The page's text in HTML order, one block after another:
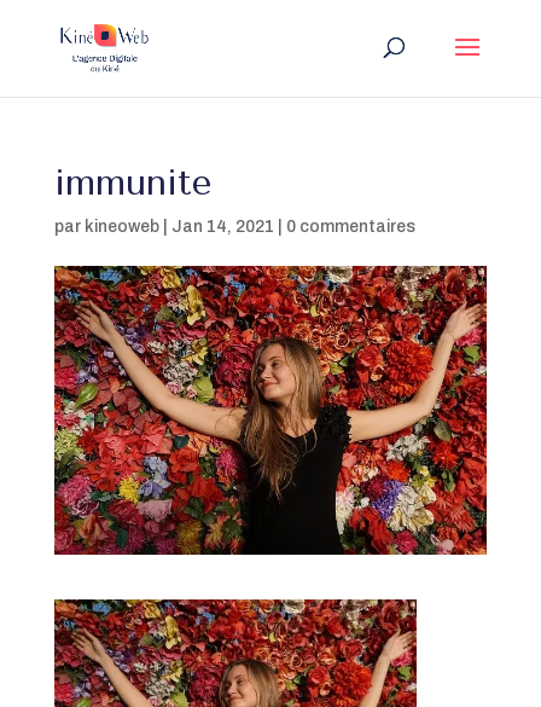
immunite
par kineoweb| Jan 14, 2021 0 commentaires